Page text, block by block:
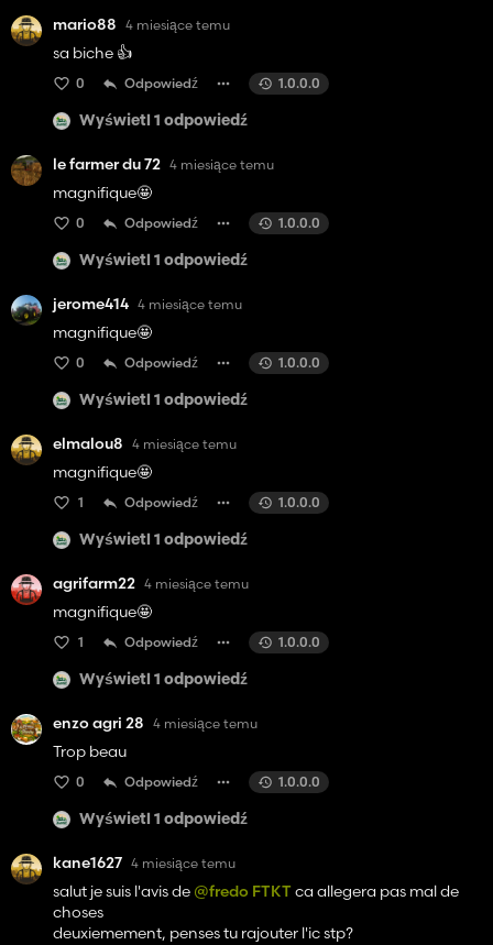
mario88 4 miesiące temu
sa biche 👍️
0 Odpowiedź 1.0.0.0
Wyświetl 1 odpowiedź
le farmer du 72 4 miesiące temu
magnifique🤩
0 Odpowiedź 1.0.0.0
Wyświetl 1 odpowiedź
jerome414 4 miesiące temu
magnifique🤩
0 Odpowiedź 1.0.0.0
Wyświetl 1 odpowiedź
elmalou8 4 miesiące temu
magnifique🤩
1 Odpowiedź 1.0.0.0
Wyświetl 1 odpowiedź
agrifarm22 4 miesiące temu
magnifique🤩
1 Odpowiedź 1.0.0.0
Wyświetl 1 odpowiedź
enzo agri 28 4 miesiące temu
Trop beau
0 Odpowiedź 1.0.0.0
Wyświetl 1 odpowiedź
kane1627 4 miesiące temu
salut je suis l'avis de @fredo FTKT ca allegera pas mal de
choses
deuxiemement, penses tu rajouter l'ic stp?